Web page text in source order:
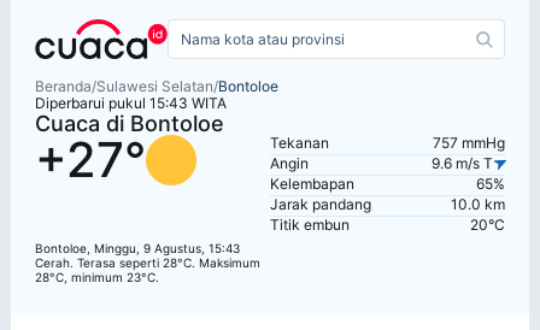
Beranda/Sulawesi Selatan/Bontoloe
Diperbarui pukul 15:43 WITA
Cuaca di Bontoloe
+27°
Bontoloe, Minggu, 9 Agustus, 15:43
Cerah. Terasa seperti 28°C. Maksimum
28°C, minimum 23°C.
Tekanan
757 mmHg
Angin
9.6 m/s T
Kelembapan
65%
Jarak pandang
10.0 km
Titik embun
20°C